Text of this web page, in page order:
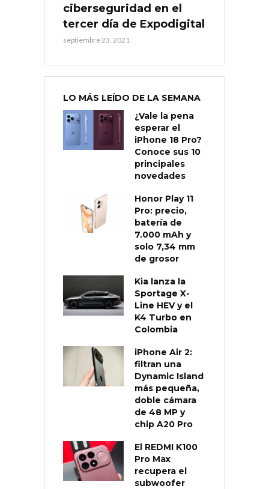
ciberseguridad en el
tercer día de Expodigital
septiembre 23, 2021
LO MÁS LEÍDO DE LA SEMANA
¿Vale la pena
esperar el
iPhone 18 Pro?
Conoce sus 10
principales
novedades
Honor Play 11
Pro: precio,
batería de
7.000 mAh y
solo 7,34 mm
de grosor
Kia lanza la
Sportage X-
Line HEV y el
K4 Turbo en
Colombia
iPhone Air 2:
filtran una
Dynamic Island
más pequeña,
doble cámara
de 48 MP y
chip A20 Pro
El REDMI K100
Pro Max
recupera el
subwoofer